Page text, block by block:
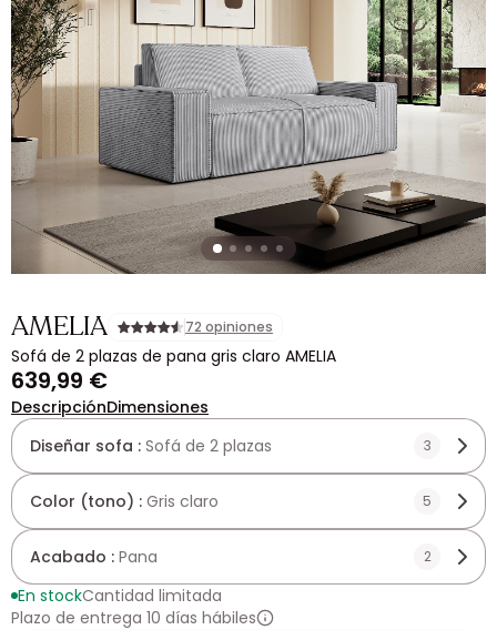
AMELIA 72 opiniones
Sofá de 2 plazas de pana gris claro AMELIA
639,99 €
DescripciónDimensiones
Diseñar sofa : Sofá de 2 plazas 3
Color (tono) : Gris claro 5
Acabado : Pana 2
En stockCantidad limitada
Plazo de entrega 10 días hábiles